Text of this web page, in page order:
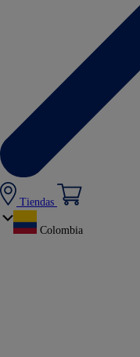
Tiendas
Colombia